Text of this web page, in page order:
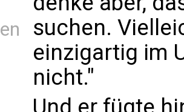
suchen.
einzigartig im
nicht."